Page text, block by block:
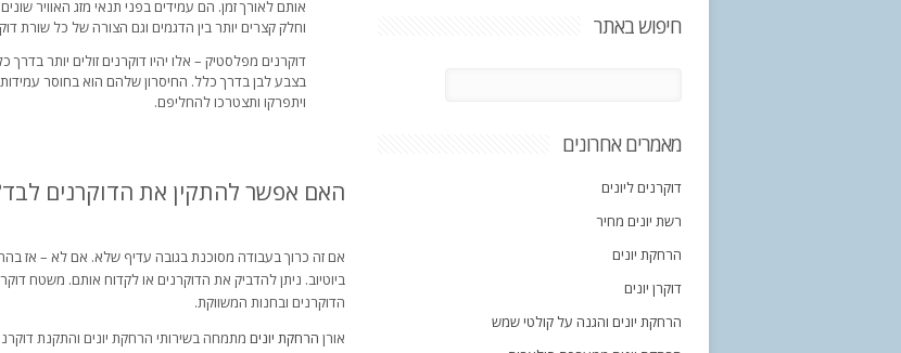
אותם לאורך זמן. הם עמידים בפני תנאי מזג האוויר
וחלק קצרים יותר בין הדגמים וגם הצורה של כל שורת
דוקרנים מפלסטיק – אלו יהיו דוקרנים זולים יותר
בצבע לבן בדרך כלל. החיסרון שלהם הוא בחוסר
ויתפרקו ותצטרכו להחליפם.
האם אפשר להתקין את הדוקרנים
אם זה כרוך בעבודה מסוכנת בגובה עדיף שלא. אם לא – אז
הדוקרנים ובחנות המשווקת.
אורן הרחקת יונים מתמחה בשירותי הרחקת יונים והתקנת
חיפוש באתר
מאמרים אחרונים
דוקרנים ליונים
רשת יונים מחיר
הרחקת יונים
דוקרן יונים
הרחקת יונים והגנה על קולטי שמש